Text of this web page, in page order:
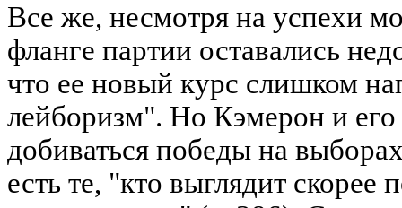
Все же, несмотря на успехи
фланге партии оставались
что ее новый курс слишком
лейборизм". Но Кэмерон и его
добиваться победы на
есть те, "кто выглядит скорее